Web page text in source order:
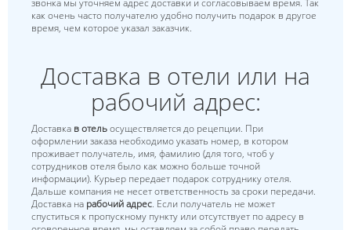
звонка мы уточняем адрес доставки и согласовываем время. Так
как очень часто получателю удобно получить подарок в другое
время, чем которое указал заказчик.
Доставка в отели или на
рабочий адрес:
Доставка в отельосуществляется до рецепции. При
оформлении заказа необходимо указать номер, в котором
проживает получатель, имя, фамилию (для того, чтоб у
сотрудников отеля было как можно больше точной
информации). Курьер передает подарок сотруднику отеля.
Дальше компания не несет ответственность за сроки передачи.
Доставка на рабочий адрес. Если получатель не может
спуститься к пропускному пункту или отсутствует по адресу в